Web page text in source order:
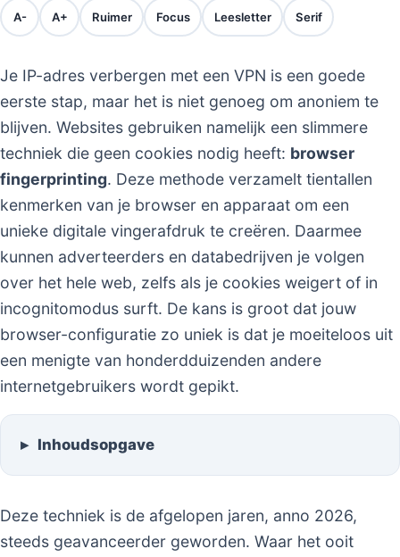
A- A+ Ruimer Focus Leesletter Serif
Je IP-adres verbergen met een VPN is een goede
eerste stap, maar het is niet genoeg om anoniem te
blijven. Websites gebruiken namelijk een slimmere
techniek die geen cookies nodig heeft: browser
fingerprinting. Deze methode verzamelt tientallen
kenmerken van je browser en apparaat om een
unieke digitale vingerafdruk te creëren. Daarmee
kunnen adverteerders en databedrijven je volgen
over het hele web, zelfs als je cookies weigert of in
incognitomodus surft. De kans is groot dat jouw
browser-configuratie zo uniek is dat je moeiteloos uit
een menigte van honderdduizenden andere
internetgebruikers wordt gepikt.
Inhoudsopgave
Deze techniek is de afgelopen jaren, anno 2026,
steeds geavanceerder geworden. Waar het ooit